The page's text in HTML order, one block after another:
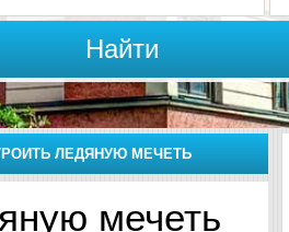
Найти
ЛЕДЯНУЮ МЕЧЕТЬ
мечеть